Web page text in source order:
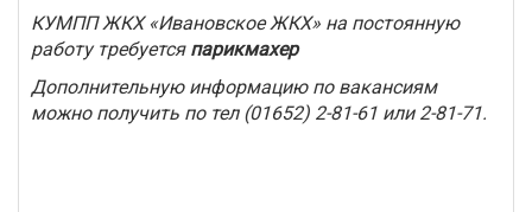
КУМПП ЖКХ «Ивановское ЖКХ» на постоянную
работу требуетсяпарикмахер
Дополнительную информацию по вакансиям
можно получить по тел (01652) 2-81-61 или 2-81-71.